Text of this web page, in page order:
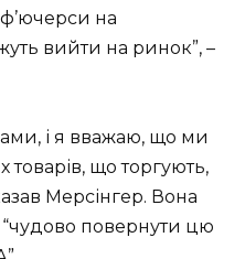
на
вийти на ринок”, –
і я вважаю, що ми
що торгують,
Мерсінгер. Вона
повернути цю